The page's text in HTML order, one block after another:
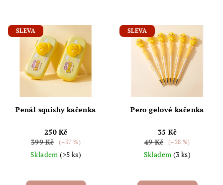
SLEVA
Penál squishy kačenka
250 Kč
399 Kč
(–37 %)
Skladem(>5 ks)
SLEVA
Pero gelové kačenka
35 Kč
49 Kč
(–28 %)
Skladem (3 ks)